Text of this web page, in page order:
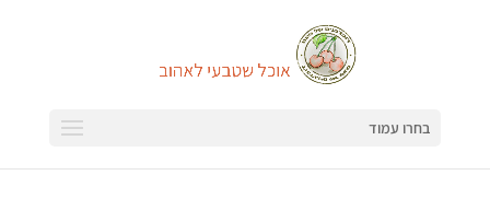
בחרו עמוד